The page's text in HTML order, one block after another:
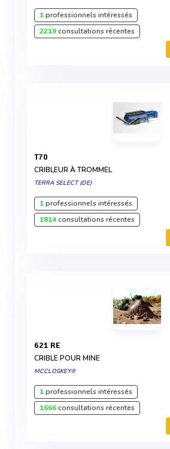
1professionnels intéressés
2219consultations récentes
T70
CRIBLEUR À TROMMEL
TERRA SELECT (DE)
1professionnels intéressés
1814consultations récentes
621 RE
CRIBLE POUR MINE
MCCLOSKEY®
1professionnels intéressés
1666consultations récentes